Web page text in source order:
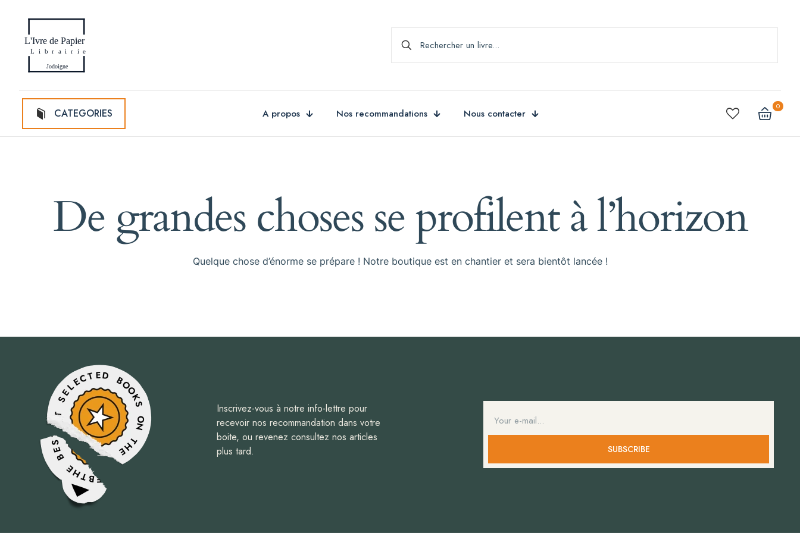
CATEGORIES A propos Nos recommandations Nous contacter
0
De grandes choses se profilent à l’horizon
Quelque chose d’énorme se prépare ! Notre boutique est en chantier et sera bientôt lancée !
Inscrivez-vous à notre info-lettre pour
recevoir nos recommandation dans votre
boite, ou revenez consultez nos articles
plus tard.